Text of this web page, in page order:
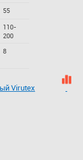
55
110-
200
8
Virutex